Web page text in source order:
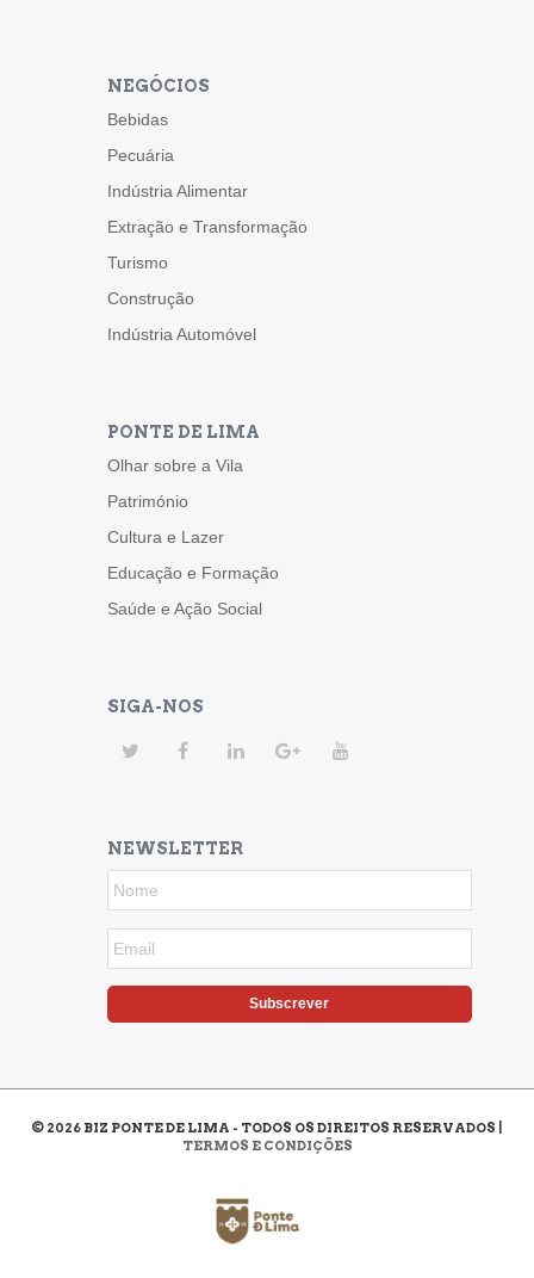
NEGÓCIOS
Bebidas
Pecuária
Indústria Alimentar
Extração e Transformação
Turismo
Construção
Indústria Automóvel
PONTE DE LIMA
Olhar sobre a Vila
Património
Cultura e Lazer
Educação e Formação
Saúde e Ação Social
SIGA-NOS
NEWSLETTER
Subscrever
© 2026 BIZ PONTE DE LIMA - TODOS OS DIREITOS RESERVADOS |
TERMOS E CONDIÇÕES